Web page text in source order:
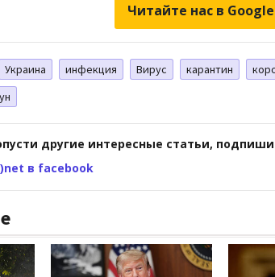
Читайте нас в
Украина инфекция Вирус карантин
другие интересные статьи,
в facebook